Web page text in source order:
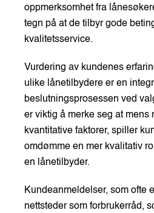
oppmerksomhet fra
tegn på at de tilbyr gode
kvalitetsservice.
Vurdering av kundenes
ulike lånetilbydere er en
beslutningsprosessen ved
er viktig å merke seg at mens
kvantitative faktorer, spiller
omdømme en mer kvalitativ
en lånetilbyder.
Kundeanmeldelser, som ofte
nettsteder som forbrukerråd,